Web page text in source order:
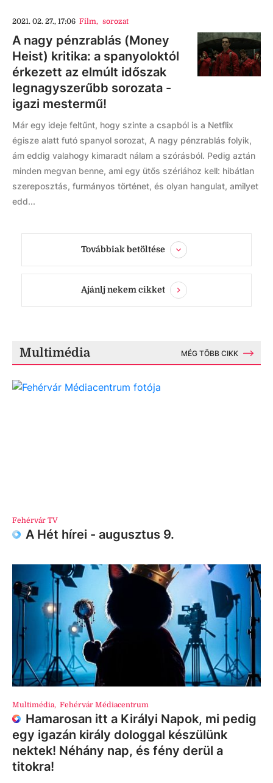
2021. 02. 27., 17:06 Film, sorozat
A nagy pénzrablás (Money
Heist) kritika: a spanyoloktól
érkezett az elmúlt időszak
legnagyszerűbb sorozata -
igazi mestermű!
Már egy ideje feltűnt, hogy szinte a csapból is a Netflix
égisze alatt futó spanyol sorozat, A nagy pénzrablás folyik,
ám eddig valahogy kimaradt nálam a szórásból. Pedig aztán
minden megvan benne, ami egy ütős szériához kell: hibátlan
szereposztás, furmányos történet, és olyan hangulat, amilyet
edd...
Továbbiak betöltése
Ajánlj nekem cikket
Multimédia MÉG TÖBB CIKK
Fehérvár TV
A Hét hírei - augusztus 9.
Multimédia, Fehérvár Médiacentrum
Hamarosan itt a Királyi Napok, mi pedig
egy igazán király dologgal készülünk
nektek! Néhány nap, és fény derül a
titokra!